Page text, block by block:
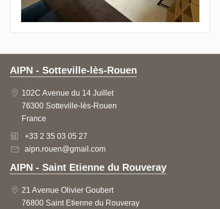
AIPN - Sotteville-lès-Rouen
102C Avenue du 14 Juillet
76300 Sotteville-lès-Rouen
France
+33 2 35 03 05 27
aipn.rouen@gmail.com
AIPN - Saint Etienne du Rouveray
21 Avenue Olivier Goubert
76800 Saint Etienne du Rouveray